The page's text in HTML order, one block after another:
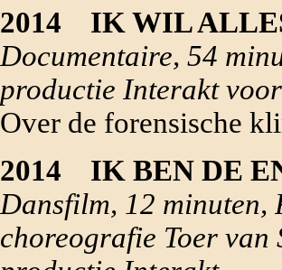
2014 IK WIL
Documentaire, 54
productie Interakt
Over de forensische
2014
IK BEN DE
Dansfilm, 12 minuten,
choreografie Toer van